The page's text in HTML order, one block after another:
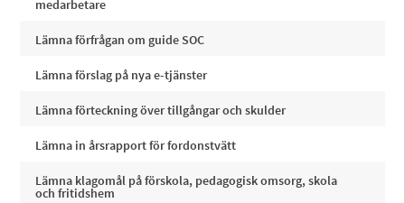
medarbetare
Lämna förfrågan om guide SOC
Lämna förslag på nya e-tjänster
Lämna förteckning över tillgångar och skulder
Lämna in årsrapport för fordonstvätt
Lämna klagomål på förskola, pedagogisk omsorg, skola
och fritidshem